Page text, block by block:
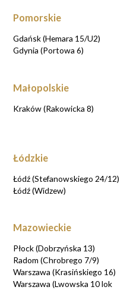
Pomorskie
Gdańsk (Hemara 15/U2)
Gdynia (Portowa 6)
Małopolskie
Kraków (Rakowicka 8)
Łódzkie
Łódź (Stefanowskiego 24/12)
Łódź (Widzew)
Mazowieckie
Płock (Dobrzyńska 13)
Radom (Chrobrego 7/9)
Warszawa (Krasińskiego 16)
Warszawa (Lwowska 10 lok